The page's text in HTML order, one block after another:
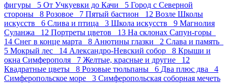
фигуры 5 От Учкуевки до Качи 5 Город с Северной
стороны 8 Розовое 7 Пятый бастион 12 Возле Школы
искусств 6 Слива и птица 3 Школа искусств 9 Магнолия
Суланжа 12 Портреты цветов 13 На склонах Сапун-горы
14 Снег в конце марта 8 Анютины глазки 2 Слава и память
5 Мокрый лес 14 Александро-Невский собор 8 Крыши и
окна Симферополя 7 Желтые, красные и другие 12
Квадратные цветы 8 Розовые тюльпаны 6 Два плюс два 4
Симферопольское море 3 Симферопольская соборная мечеть